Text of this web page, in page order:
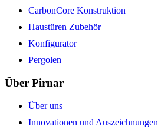
CarbonCore Konstruktion
Haustüren Zubehör
Konfigurator
Pergolen
Über Pirnar
Über uns
Innovationen und Auszeichnungen